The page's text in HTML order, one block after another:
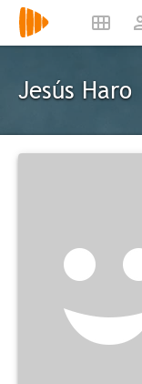
Jesús Haro